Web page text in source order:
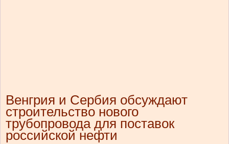
Венгрия и Сербия обсуждают
строительство нового
трубопровода для поставок
российской нефти